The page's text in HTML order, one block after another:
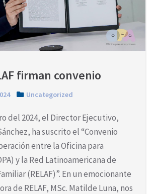
firman convenio
Uncategorized
del 2024, el Director Ejecutivo,
ha suscrito el “Convenio
entre la Oficina para
y la Red Latinoamericana de
(RELAF)”. En un emocionante
de RELAF, MSc. Matilde Luna, nos